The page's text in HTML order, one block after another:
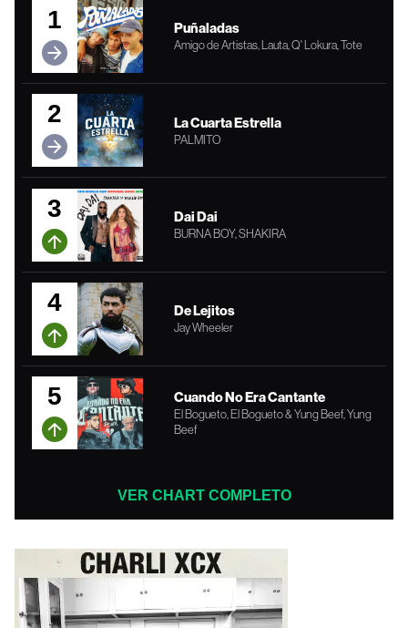
1 Puñaladas
Amigo de Artistas, Lauta, Q' Lokura, Tote
2 La Cuarta Estrella
PALMITO
3 Dai Dai
BURNA BOY, SHAKIRA
4 De Lejitos
Jay Wheeler
5 Cuando No Era Cantante
El Bogueto, El Bogueto & Yung Beef, Yung
Beef
VER CHART COMPLETO